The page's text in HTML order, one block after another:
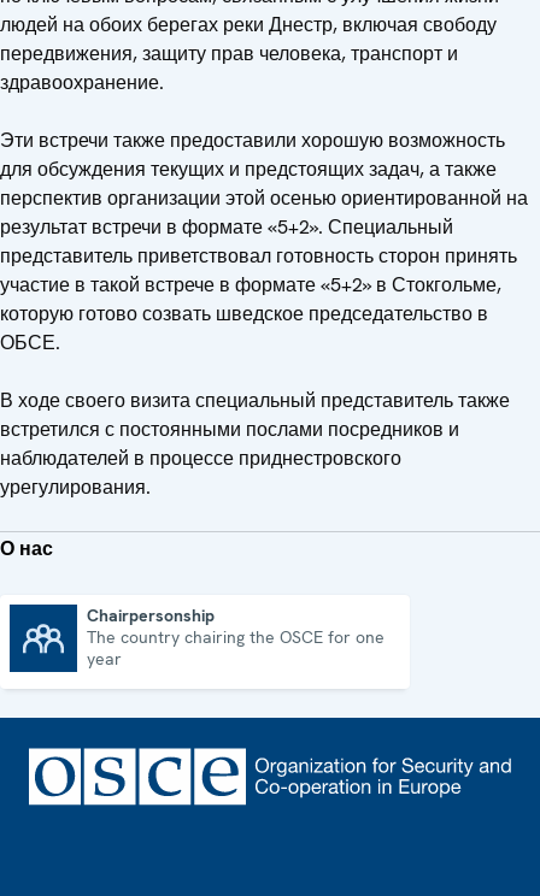
людей на обоих берегах реки Днестр, включая свободу
передвижения, защиту прав человека, транспорт и
здравоохранение.
Эти встречи также предоставили хорошую возможность
для обсуждения текущих и предстоящих задач, а также
перспектив организации этой осенью ориентированной на
результат встречи в формате «5+2». Специальный
представитель приветствовал готовность сторон принять
участие в такой встрече в формате «5+2» в Стокгольме,
которую готово созвать шведское председательство в
ОБСЕ.
В ходе своего визита специальный представитель также
встретился с постоянными послами посредников и
наблюдателей в процессе приднестровского
урегулирования.
О нас
Chairpersonship
The country chairing the OSCE for one
year